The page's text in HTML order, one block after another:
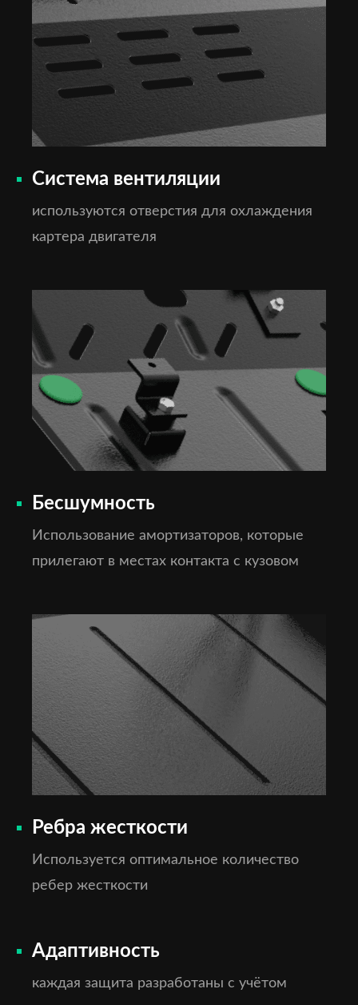
Система вентиляции
используются отверстия для охлаждения
картера двигателя
Бесшумность
Использование амортизаторов, которые
прилегают в местах контакта с кузовом
Ребра жесткости
Используется оптимальное количество
ребер жесткости
Адаптивность
каждая защита разработаны с учётом